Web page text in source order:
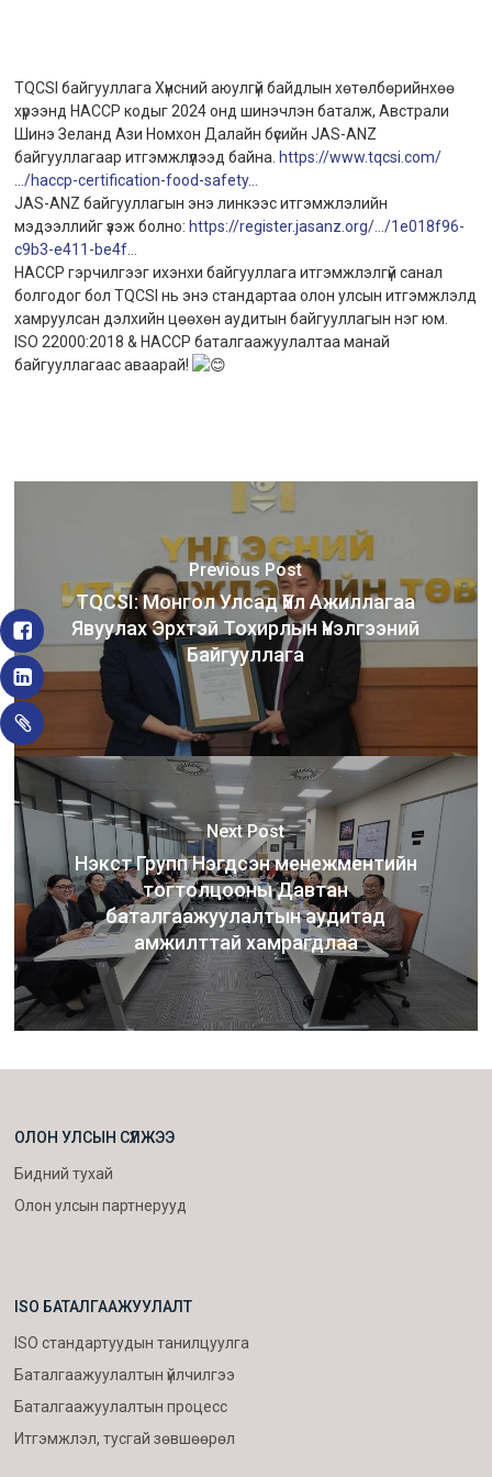
TQCSI байгууллага Хүнсний аюулгүй байдлын хөтөлбөрийнхөө
хүрээнд НАССР кодыг 2024 онд шинэчлэн баталж, Австрали
Шинэ Зеланд Ази Номхон Далайн бүсийн JAS-ANZ
байгууллагаар итгэмжлүүлээд байна. https://www.tqcsi.com/
…/haccp-certification-food-safety…
JAS-ANZ байгууллагын энэ линкээс итгэмжлэлийн
мэдээллийг үзэж болно: https://register.jasanz.org/…/1e018f96-
c9b3-e411-be4f…
HACCP гэрчилгээг ихэнхи байгууллага итгэмжлэлгүй санал
болгодог бол TQCSI нь энэ стандартаа олон улсын итгэмжлэлд
хамруулсан дэлхийн цөөхөн аудитын байгууллагын нэг юм.
ISO 22000:2018 & HACCP баталгаажуулалтаа манай
байгууллагаас аваарай!
Previous Post
TQCSI: Монгол Улсад Үйл Ажиллагаа
Явуулах Эрхтэй Тохирлын Үнэлгээний
Байгууллага
Next Post
Нэкст Групп Нэгдсэн менежментийн
тогтолцооны Давтан
баталгаажуулалтын аудитад
амжилттай хамрагдлаа
ОЛОН УЛСЫН СҮЛЖЭЭ
Бидний тухай
Олон улсын партнерууд
ISO БАТАЛГААЖУУЛАЛТ
ISO стандартуудын танилцуулга
Баталгаажуулалтын үйлчилгээ
Баталгаажуулалтын процесс
Итгэмжлэл, тусгай зөвшөөрөл